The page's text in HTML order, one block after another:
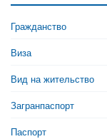
Гражданство
Виза
Вид на жительство
Загранпаспорт
Паспорт